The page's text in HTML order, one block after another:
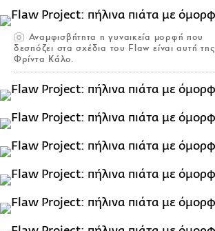
Αναμφισβήτητα η γυναικεία μορφή που
δεσπόζει στα σχέδια του Flaw είναι αυτή της
Φρίντα Κάλο.